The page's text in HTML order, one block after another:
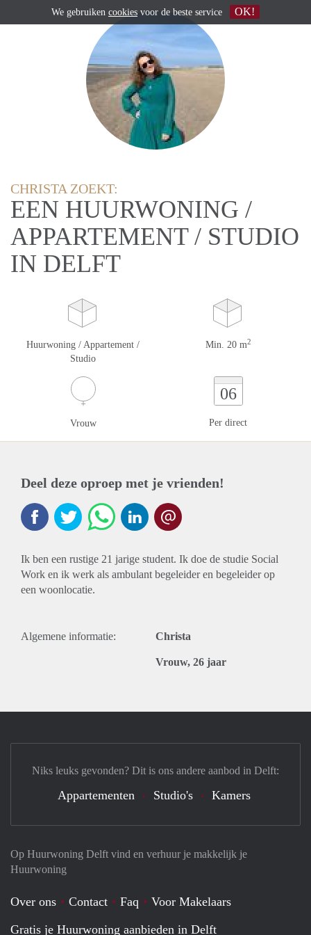
CHRISTA ZOEKT:
EEN HUURWONING /
APPARTEMENT / STUDIO
IN DELFT
Huurwoning / Appartement /
Studio
Min. 20 m2
Vrouw
06
Per direct
Deel deze oproep met je vrienden!
Ik ben een rustige 21 jarige student. Ik doe de studie Social
Work en ik werk als ambulant begeleider en begeleider op
een woonlocatie.
Algemene informatie: Christa
Vrouw, 26 jaar
Op Huurwoning Delft vind en verhuur je makkelijk je
Huurwoning
Over ons Contact Faq
Voor Makelaars
Gratis je Huurwoning aanbieden in Delft
Niks leuks gevonden? Dit is ons andere aanbod in Delft:
Appartementen Studio's Kamers
We gebruiken cookies voor de beste service OK!